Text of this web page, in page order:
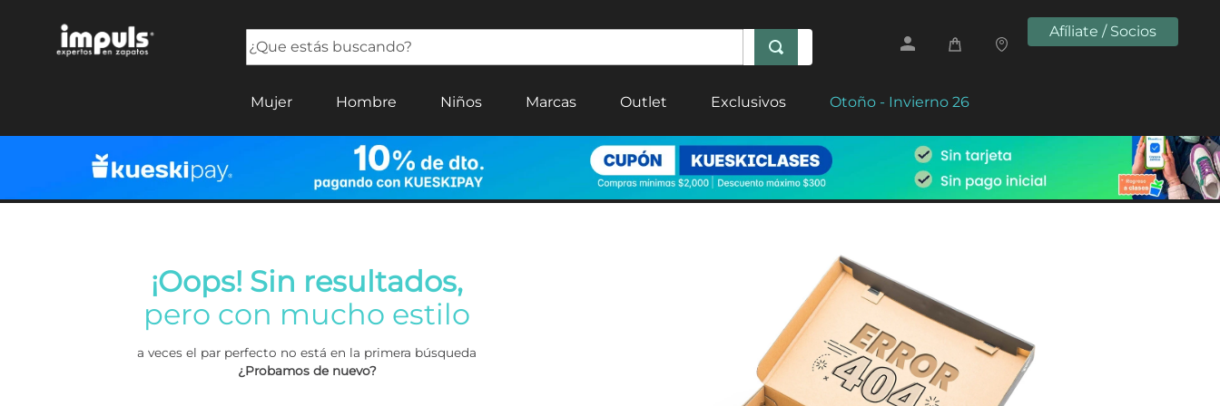
Afíliate / Socios
Mujer Hombre Niños Marcas Outlet Exclusivos Otoño - Invierno 26
¡Oops! Sin resultados,
pero con mucho estilo
a veces el par perfecto no está en la primera búsqueda
¿Probamos de nuevo?
sandalias mujer